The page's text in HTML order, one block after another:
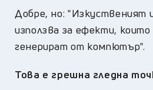
Добре, но: "Изкуственият
използва за ефекти,
генерират от компютър".
Това е грешна гледна